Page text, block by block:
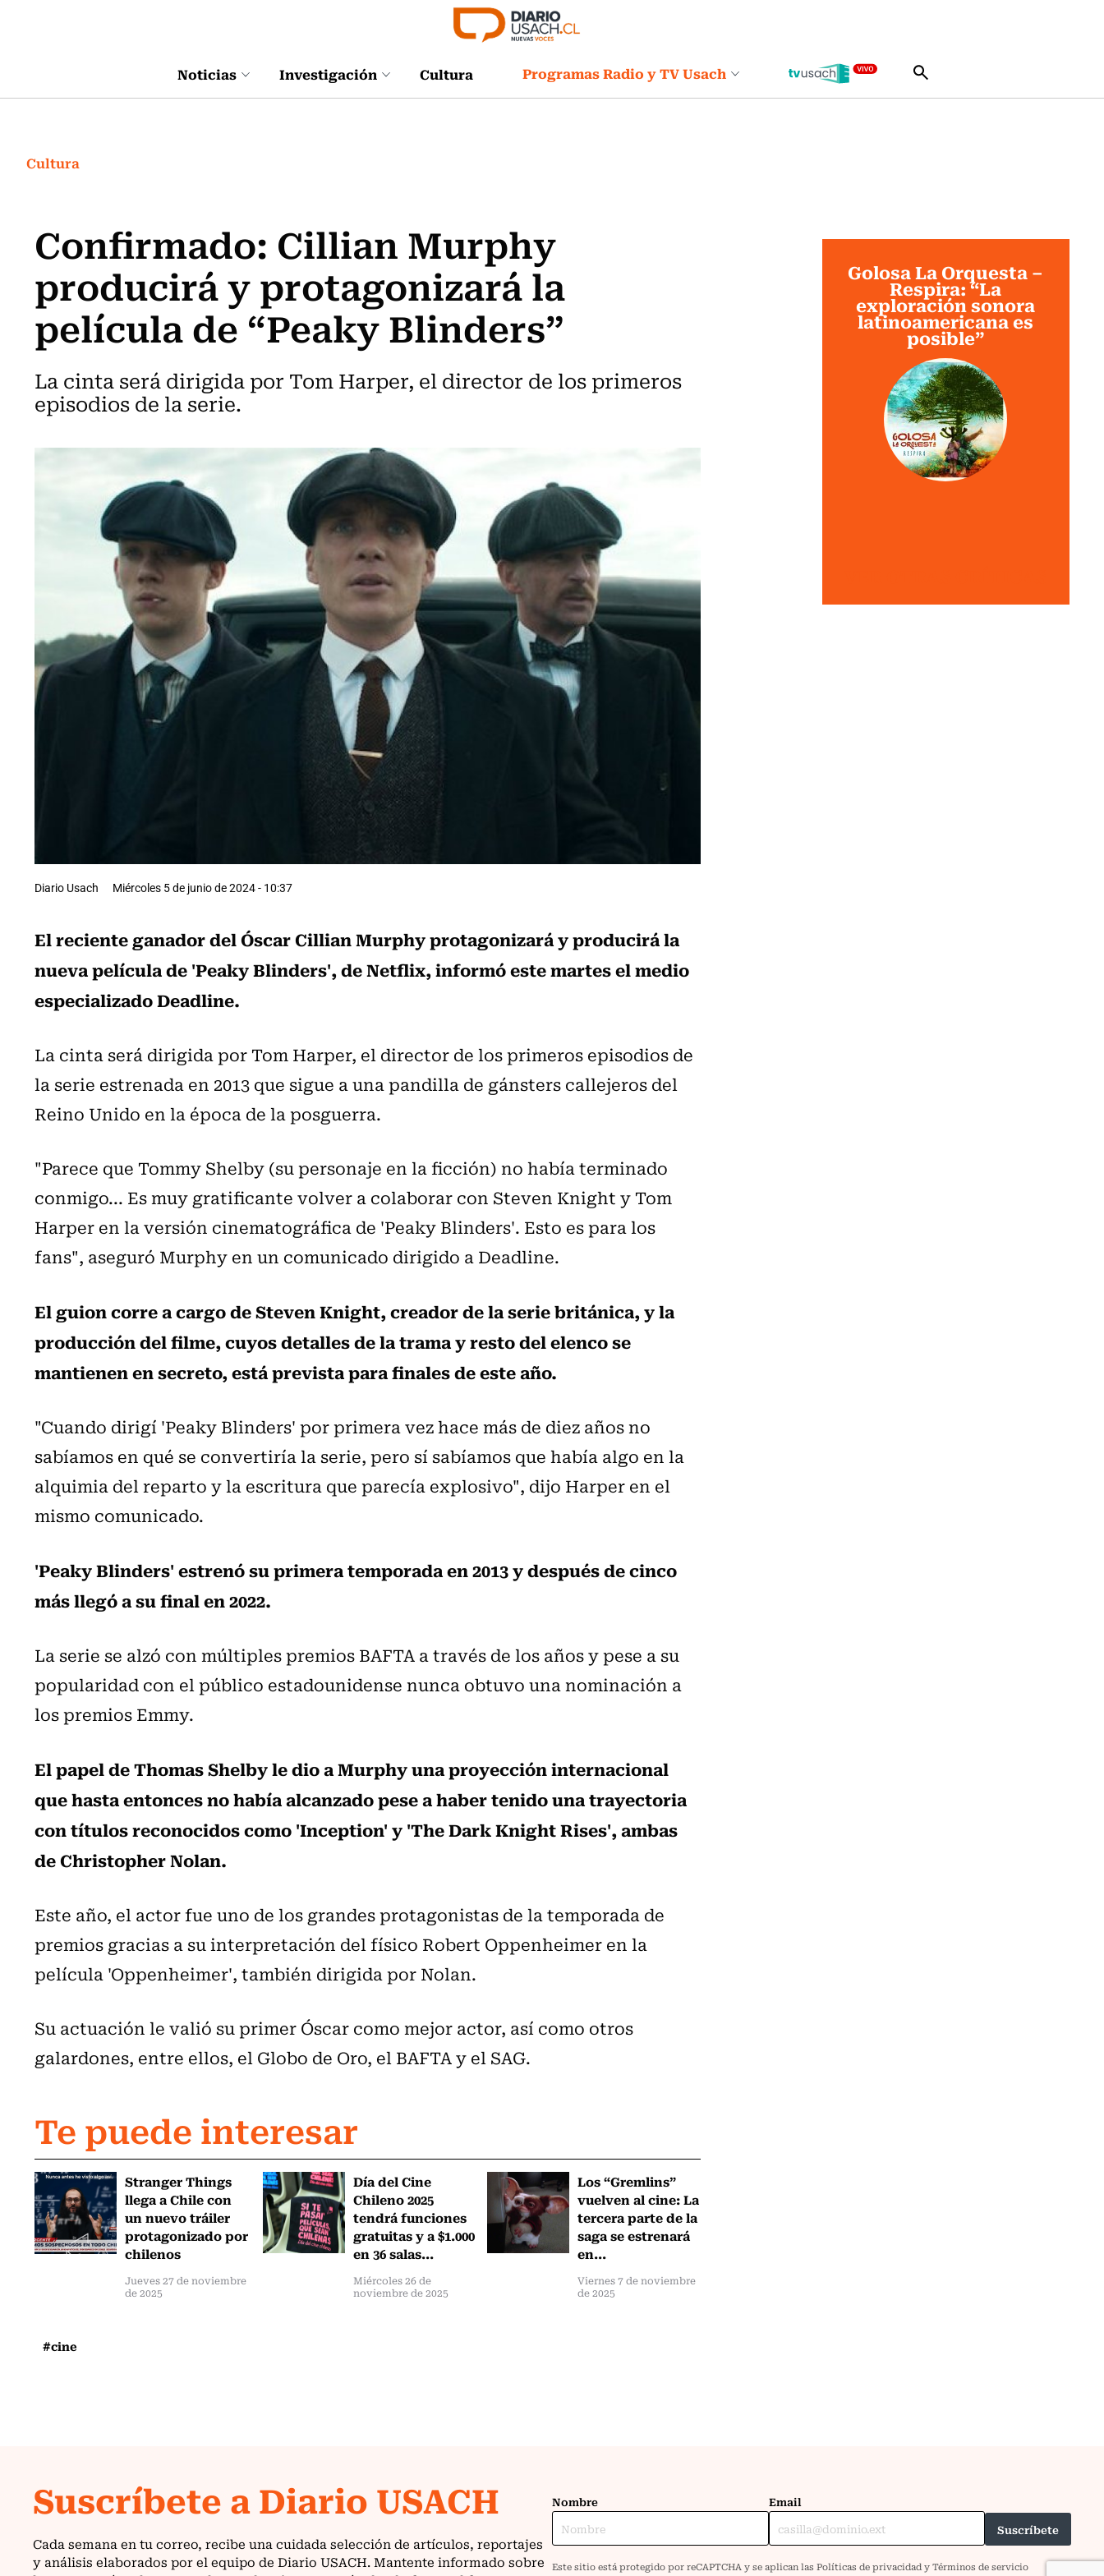
Noticias Investigación Cultura Programas Radio y TV Usach
Cultura
Confirmado: Cillian Murphy
producirá y protagonizará la
película de “Peaky Blinders”
La cinta será dirigida por Tom Harper, el director de los primeros
episodios de la serie.
Diario Usach Miércoles 5 de junio de 2024 - 10:37
El reciente ganador del Óscar Cillian Murphy protagonizará y producirá la
nueva película de 'Peaky Blinders', de Netflix, informó este martes el medio
especializado Deadline.
La cinta será dirigida por Tom Harper, el director de los primeros episodios de
la serie estrenada en 2013 que sigue a una pandilla de gánsters callejeros del
Reino Unido en la época de la posguerra.
"Parece que Tommy Shelby (su personaje en la ficción) no había terminado
conmigo... Es muy gratificante volver a colaborar con Steven Knight y Tom
Harper en la versión cinematográfica de 'Peaky Blinders'. Esto es para los
fans", aseguró Murphy en un comunicado dirigido a Deadline.
El guion corre a cargo de Steven Knight, creador de la serie británica, y la
producción del filme, cuyos detalles de la trama y resto del elenco se
mantienen en secreto, está prevista para finales de este año.
"Cuando dirigí 'Peaky Blinders' por primera vez hace más de diez años no
sabíamos en qué se convertiría la serie, pero sí sabíamos que había algo en la
alquimia del reparto y la escritura que parecía explosivo", dijo Harper en el
mismo comunicado.
'Peaky Blinders' estrenó su primera temporada en 2013 y después de cinco
más llegó a su final en 2022.
La serie se alzó con múltiples premios BAFTA a través de los años y pese a su
popularidad con el público estadounidense nunca obtuvo una nominación a
los premios Emmy.
El papel de Thomas Shelby le dio a Murphy una proyección internacional
que hasta entonces no había alcanzado pese a haber tenido una trayectoria
con títulos reconocidos como 'Inception' y 'The Dark Knight Rises', ambas
de Christopher Nolan.
Este año, el actor fue uno de los grandes protagonistas de la temporada de
premios gracias a su interpretación del físico Robert Oppenheimer en la
película 'Oppenheimer', también dirigida por Nolan.
Su actuación le valió su primer Óscar como mejor actor, así como otros
galardones, entre ellos, el Globo de Oro, el BAFTA y el SAG.
Te puede interesar
Stranger Things
llega a Chile con
un nuevo tráiler
protagonizado por
chilenos
Jueves 27 de noviembre
de 2025
Día del Cine
Chileno 2025
tendrá funciones
gratuitas y a $1.000
en 36 salas...
Miércoles 26 de
noviembre de 2025
Los “Gremlins”
vuelven al cine: La
tercera parte de la
saga se estrenará
en...
Viernes 7 de noviembre
de 2025
#cine
Golosa La Orquesta –
Respira: “La
exploración sonora
latinoamericana es
posible”